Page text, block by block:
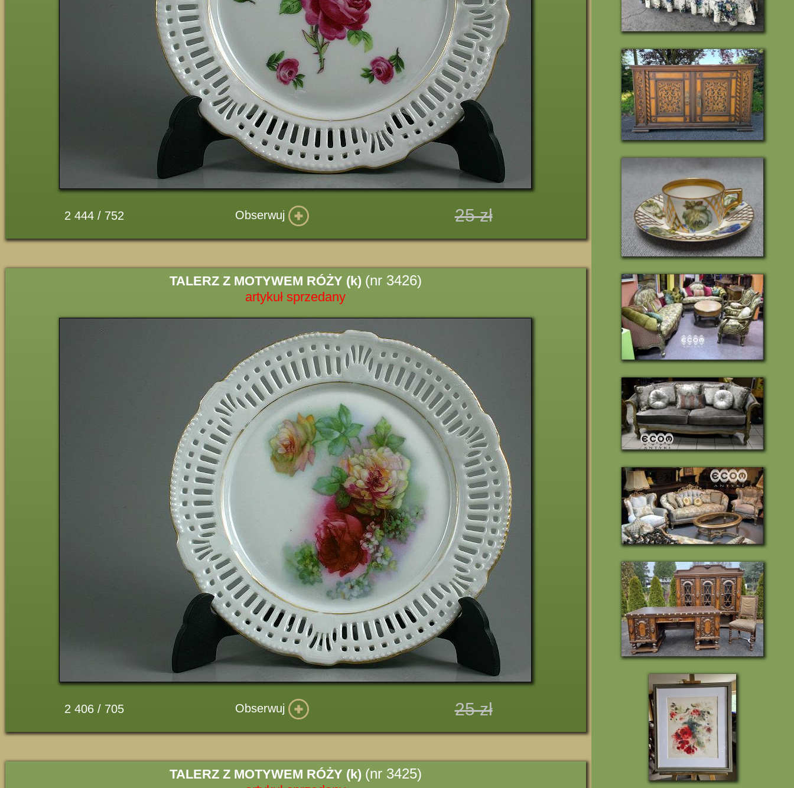
2 444 / 752 Obserwuj 25 zł
TALERZ Z MOTYWEM RÓŻY (k) (nr 3426)
artykuł sprzedany
2 406 / 705 Obserwuj 25 zł
TALERZ Z MOTYWEM RÓŻY (k) (nr 3425)